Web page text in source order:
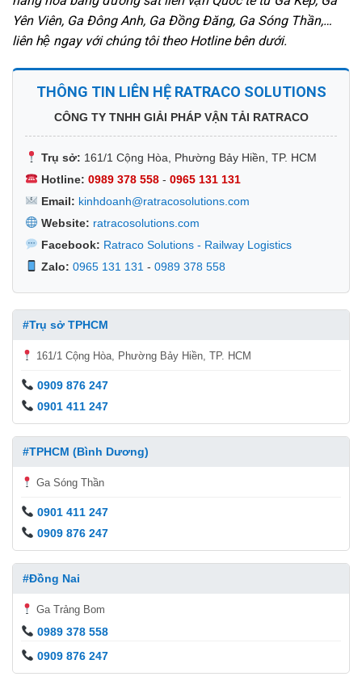
Yên Viên, Ga Đông Anh, Ga Đồng Đăng, Ga Sóng Thần,…
liên hệ ngay với chúng tôi theo Hotline bên dưới.
THÔNG TIN LIÊN HỆ RATRACO SOLUTIONS
CÔNG TY TNHH GIẢI PHÁP VẬN TẢI RATRACO
Trụ sở: 161/1 Cộng Hòa, Phường Bảy Hiền, TP. HCM
Hotline: 0989 378 558- 0965 131 131
Email: kinhdoanh@ratracosolutions.com
Website: ratracosolutions.com
Facebook: Ratraco Solutions - Railway Logistics
Zalo: 0965 131 131 - 0989 378 558
#Trụ sở TPHCM
161/1 Cộng Hòa, Phường Bảy Hiền, TP. HCM
0909 876 247
0901 411 247
#TPHCM (Bình Dương)
Ga Sóng Thần
0901 411 247
0909 876 247
#Đồng Nai
Ga Trảng Bom
0989 378 558
0909 876 247